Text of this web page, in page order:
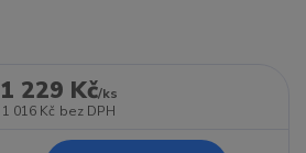
1 229 Kč/ks
1 016 Kč bez DPH